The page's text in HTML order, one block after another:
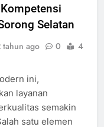
Selatan
tahun ago 0
4
ini,
layanan
semakin
satu elemen